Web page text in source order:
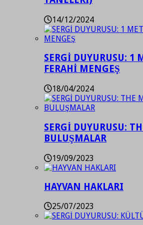
14/12/2024
SERGİ DUYURUSU: 1
FERAHİ MENGEŞ
18/04/2024
SERGİ DUYURUSU:
BULUŞMALAR
19/09/2023
HAYVAN HAKLARI
25/07/2023